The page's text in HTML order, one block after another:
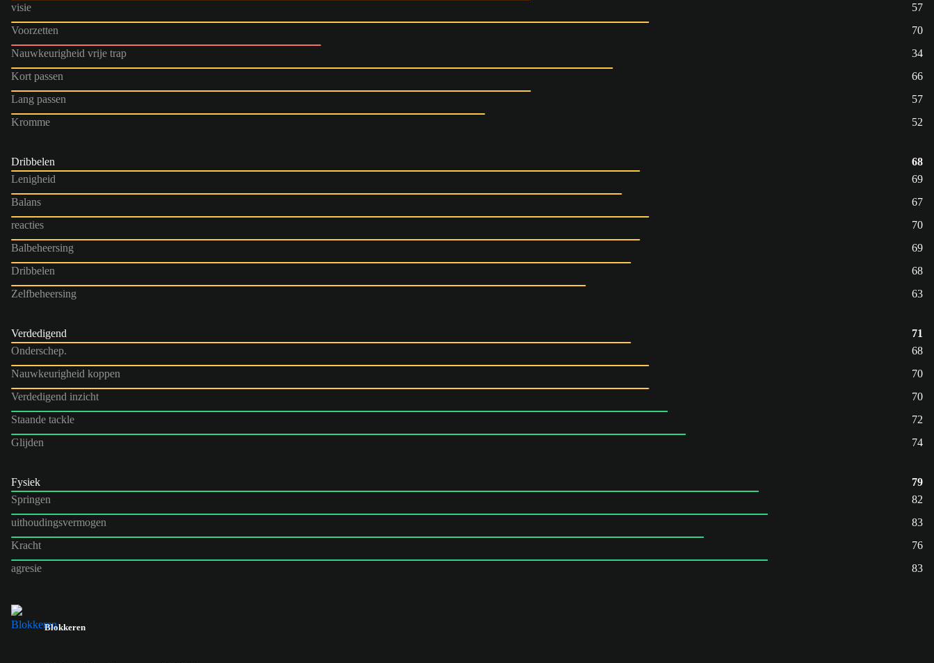
visie
57
Voorzetten
70
Nauwkeurigheid vrije trap
34
Kort passen
66
Lang passen
57
Kromme
52
Dribbelen
68
Lenigheid
69
Balans
67
reacties
70
Balbeheersing
69
Dribbelen
68
Zelfbeheersing
63
Verdedigend
71
Onderschep.
68
Nauwkeurigheid koppen
70
Verdedigend inzicht
70
Staande tackle
72
Glijden
74
Fysiek
79
Springen
82
uithoudingsvermogen
83
Kracht
76
agresie
83
Blokkeren